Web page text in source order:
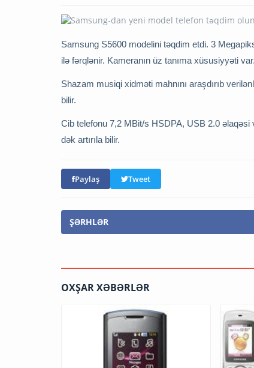
Samsung S5600 modelini təqdim etdi. 3
ilə fərqlənir. Kameranın üz tanıma xüsusiyyəti var.
Shazam musiqi xidməti mahnını araşdırıb
bilir.
Cib telefonu 7,2 MBit/s HSDPA, USB 2.0
dək artırıla bilir.
Paylaş Tweet
ŞƏRHLƏR
OXŞAR XƏBƏRLƏR